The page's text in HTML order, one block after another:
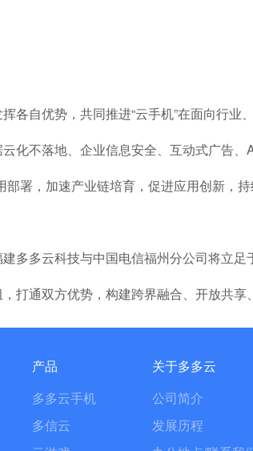
各自优势，共同推进“云手机”在面向行
化不落地、企业信息安全、互动式广告
部署，加速产业链培育，促进应用创新，持
多多云科技与中国电信福州分公司将立
打通双方优势，构建跨界融合、开放共
产品
多多云手机
多信云
关于多多云
公司简介
发展历程